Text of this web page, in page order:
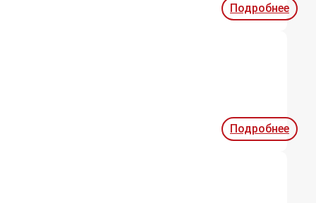
Подробнее
Подробнее